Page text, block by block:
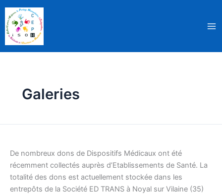
Aller
contenu
Galeries
De nombreux dons de Dispositifs Médicaux ont été
récemment collectés auprès d’Etablissements de Santé. La
totalité des dons est actuellement stockée dans les
entrepôts de la Société ED TRANS à Noyal sur Vilaine (35)
dons
récoltés
!